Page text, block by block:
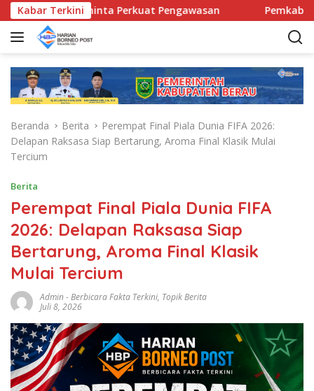
a
Kabar Terkini
Diminta Perkuat Pengawasan Pemkab Berau
Beranda Berita
Perempat Final Piala Dunia FIFA 2026:
Delapan Raksasa Siap Bertarung, Aroma Final Klasik Mulai
Tercium
Berita
Perempat Final Piala Dunia FIFA
2026: Delapan Raksasa Siap
Bertarung, Aroma Final Klasik
Mulai Tercium
Admin-Berbicara Fakta Terkini, Topik Berita
Juli 8, 2026